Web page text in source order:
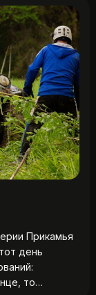
Прикамья
день
то…